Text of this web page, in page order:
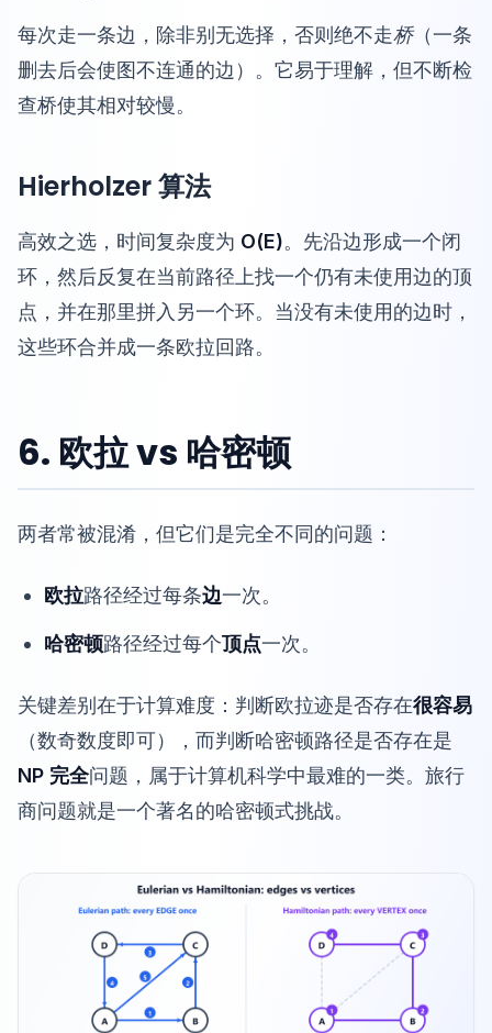
每次走一条边，除非别无选择，否则绝不走桥（一条
删去后会使图不连通的边）。它易于理解，但不断检
查桥使其相对较慢。
Hierholzer 算法
高效之选，时间复杂度为 O(E)。先沿边形成一个闭
环，然后反复在当前路径上找一个仍有未使用边的顶
点，并在那里拼入另一个环。当没有未使用的边时，
这些环合并成一条欧拉回路。
6. 欧拉 vs 哈密顿
两者常被混淆，但它们是完全不同的问题：
欧拉路径经过每条边一次。
哈密顿路径经过每个顶点一次。
关键差别在于计算难度：判断欧拉迹是否存在很容易
（数奇数度即可），而判断哈密顿路径是否存在是
NP 完全问题，属于计算机科学中最难的一类。 旅行
商问题就是一个著名的哈密顿式挑战。